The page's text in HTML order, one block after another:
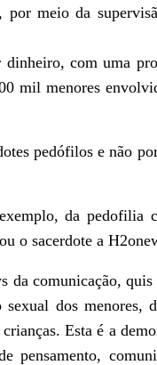
meio da
com uma
mil menores
pedófilos e não
da pedofilia
o sacerdote a
da comunicação,
dos menores,
Esta é a
pensamento,